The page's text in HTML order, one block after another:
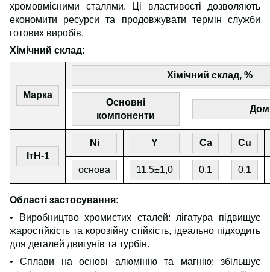
хромовмісними сталями. Ці властивості дозволяють
економити ресурси та продовжувати термін служби
готових виробів.
Хімічний склад:
Марка
Хімічний склад, %
Основні
компоненти
ІтН-1
Ni Y Ca Cu
основа 11,5±1,0 0,1 0,1
Області застосування:
• Виробництво хромистих сталей: лігатура підвищує
жаростійкість та корозійну стійкість, ідеально підходить
для деталей двигунів та турбін.
• Сплави на основі алюмінію та магнію: збільшує